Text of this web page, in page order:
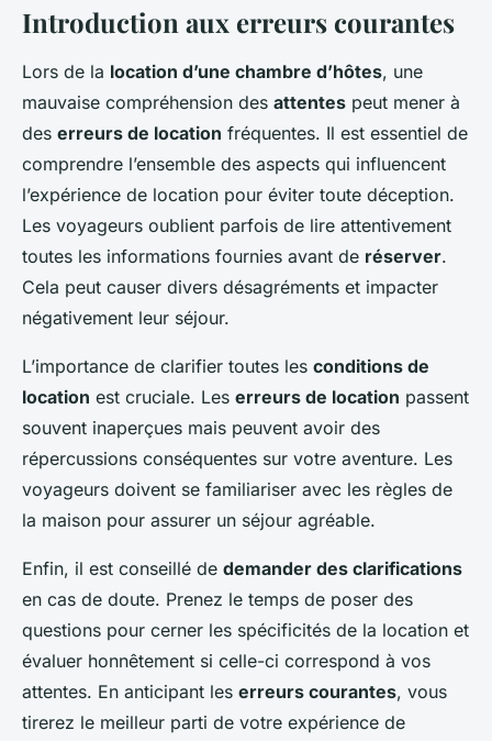
Introduction aux erreurs courantes
Lors de la location d’une chambre d’hôtes, une
mauvaise compréhension des attentes peut mener à
des erreurs de location fréquentes. Il est essentiel de
comprendre l’ensemble des aspects qui influencent
l’expérience de location pour éviter toute déception.
Les voyageurs oublient parfois de lire attentivement
toutes les informations fournies avant de réserver.
Cela peut causer divers désagréments et impacter
négativement leur séjour.
L’importance de clarifier toutes les conditions de
location est cruciale. Les erreurs de location passent
souvent inaperçues mais peuvent avoir des
répercussions conséquentes sur votre aventure. Les
voyageurs doivent se familiariser avec les règles de
la maison pour assurer un séjour agréable.
Enfin, il est conseillé de demander des clarifications
en cas de doute. Prenez le temps de poser des
questions pour cerner les spécificités de la location et
évaluer honnêtement si celle-ci correspond à vos
attentes. En anticipant les erreurs courantes, vous
tirerez le meilleur parti de votre expérience de